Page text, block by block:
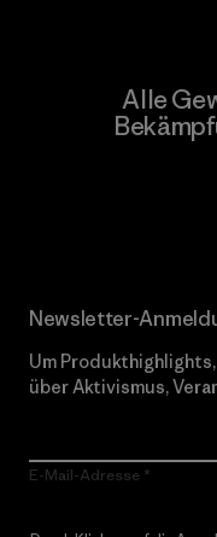
Alle
Newsletter-
Um
über Aktivismus,
E-Mail-Adresse